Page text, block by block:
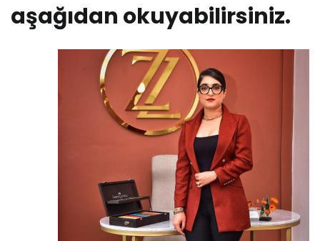
aşağıdan okuyabilirsiniz.